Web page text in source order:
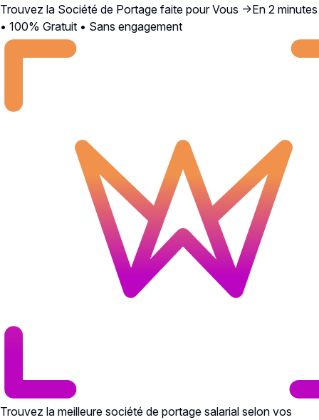
Trouvez la Société de Portage faite pour Vous →En 2 minutes
• 100% Gratuit • Sans engagement
Trouvez la meilleure société de portage salarial selon vos